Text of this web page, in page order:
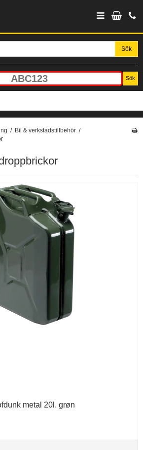
Sök
Sök
/ Bil & verkstadstillbehör /
metal 20l. grøn